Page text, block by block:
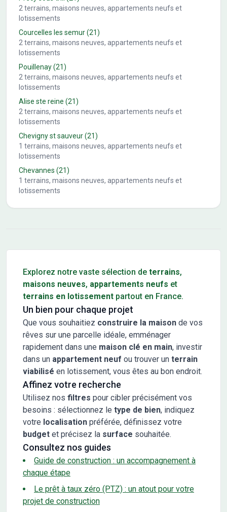
2terrains, maisons neuves, appartements neufs et
lotissements
Courcelles les semur(21)
2terrains, maisons neuves, appartements neufs et
lotissements
Pouillenay(21)
2terrains, maisons neuves, appartements neufs et
lotissements
Alise ste reine (21)
2terrains, maisons neuves, appartements neufs et
lotissements
Chevigny st sauveur(21)
1 terrains, maisons neuves, appartements neufs et
lotissements
Chevannes (21)
1 terrains, maisons neuves, appartements neufs et
lotissements
Explorez notre vaste sélection de terrains,
maisons neuves, appartements neufs et
terrains en lotissement partout en France.
Un bien pour chaque projet
Que vous souhaitiez construire la maison de vos
rêves sur une parcelle idéale, emménager
rapidement dans une maison clé en main, investir
dans un appartement neuf ou trouver un terrain
viabilisé en lotissement, vous êtes au bon endroit.
Affinez votre recherche
Utilisez nos filtres pour cibler précisément vos
besoins : sélectionnez le type de bien, indiquez
votre localisation préférée, définissez votre
budget et précisez la surface souhaitée.
Consultez nos guides
Guide de construction : un accompagnement à
chaque étape
Le prêt à taux zéro (PTZ) : un atout pour votre
projet de construction